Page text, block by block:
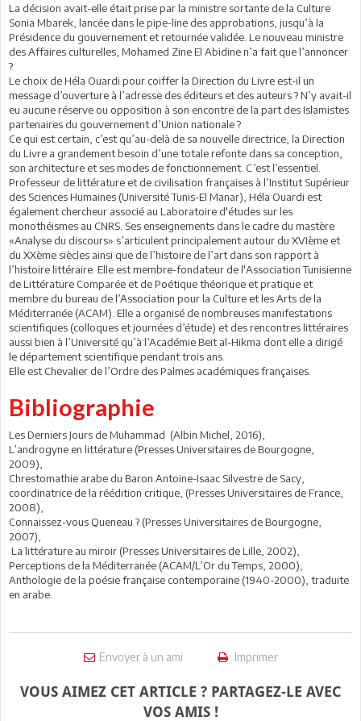
La décision avait-elle était prise par la ministre sortante de la Culture
Sonia Mbarek, lancée dans le pipe-line des approbations, jusqu’à la
Présidence du gouvernement et retournée validée. Le nouveau ministre
des Affaires culturelles, Mohamed Zine El Abidine n’a fait que l’annoncer
?
Le choix de Héla Ouardi pour coiffer la Direction du Livre est-il un
message d’ouverture à l’adresse des éditeurs et des auteurs ? N’y avait-il
eu aucune réserve ou opposition à son encontre de la part des Islamistes
partenaires du gouvernement d’Union nationale ?
Ce qui est certain, c’est qu’au-delà de sa nouvelle directrice, la Direction
du Livre a grandement besoin d’une totale refonte dans sa conception,
son architecture et ses modes de fonctionnement. C’est l’essentiel.
Professeur de littérature et de civilisation françaises à l’Institut Supérieur
des Sciences Humaines (Université Tunis-El Manar), Héla Ouardi est
également chercheur associé au Laboratoire d'études sur les
monothéismes au CNRS. Ses enseignements dans le cadre du mastère
«Analyse du discours» s’articulent principalement autour du XVIème et
du XXème siècles ainsi que de l’histoire de l’art dans son rapport à
l’histoire littéraire. Elle est membre-fondateur de l'Association Tunisienne
de Littérature Comparée et de Poétique théorique et pratique et
membre du bureau de l’Association pour la Culture et les Arts de la
Méditerranée (ACAM). Elle a organisé de nombreuses manifestations
scientifiques (colloques et journées d’étude) et des rencontres littéraires
aussi bien à l’Université qu’à l’Académie Beït al-Hikma dont elle a dirigé
le département scientifique pendant trois ans.
Elle est Chevalier de l’Ordre des Palmes académiques françaises.
Bibliographie
Les Derniers Jours de Muhammad (Albin Michel, 2016),
L’androgyne en littérature (Presses Universitaires de Bourgogne,
2009),
Chrestomathie arabe du Baron Antoine-Isaac Silvestre de Sacy,
coordinatrice de la réédition critique, (Presses Universitaires de France,
2008),
Connaissez-vous Queneau ? (Presses Universitaires de Bourgogne,
2007),
La littérature au miroir (Presses Universitaires de Lille, 2002),
Perceptions de la Méditerranée (ACAM/L’Or du Temps, 2000),
Anthologie de la poésie française contemporaine (1940-2000), traduite
en arabe.
Envoyer à un ami Imprimer
VOUS AIMEZ CET ARTICLE ? PARTAGEZ-LE AVEC
VOS AMIS !